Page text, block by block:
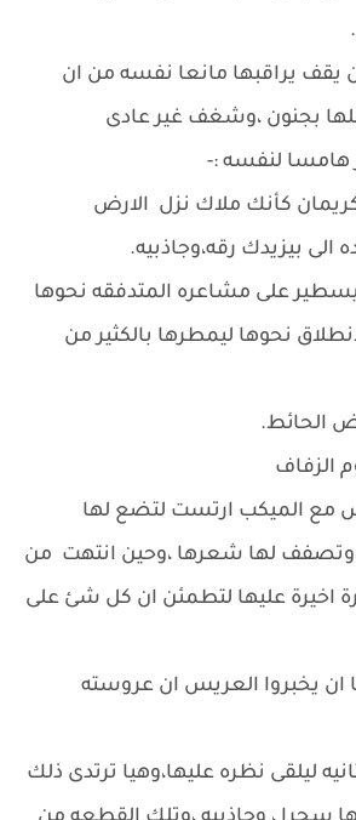
يقف يراقبها مانعا نفسه من ان
بجنون ،وشغف غير عادى
هامسا لنفسه :-
كأنك ملاك نزل الارض
الى بيزيدك رقه،وجاذبيه.
على مشاعره المتدفقه نحوها
نحوها ليمطرها بالكثير من
الحائط.
الزفاف
مع الميكب ارتست لتضع لها
،وتصفف لها شعرها ،وحين انتهت من
اخيرة عليها لتطمئن ان كل شئ على
ان يخبروا العريس ان عروسته
ليلقى نظره عليها،وهيا ترتدى ذلك